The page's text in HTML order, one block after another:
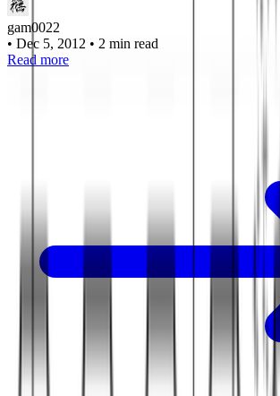
gam0022
• Dec 5, 2012 • 2 min read
Read more